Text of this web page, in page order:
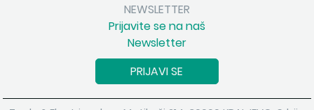
NEWSLETTER
Prijavite se na naš
Newsletter
PRIJAVI SE